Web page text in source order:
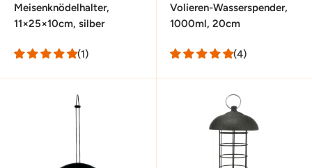
Meisenknödelhalter,
11×25×10cm, silber
(1)
Volieren-Wasserspender,
1000ml, 20cm
(4)